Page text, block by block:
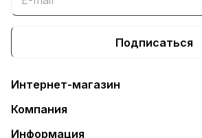
Подписаться
Интернет-магазин
Компания
Информация